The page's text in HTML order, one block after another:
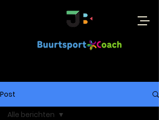
Post
Alle berichten